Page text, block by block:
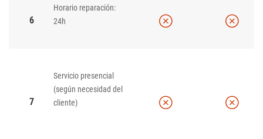
6
Horario reparación:
24h
7
Servicio presencial
(según necesidad del
cliente)